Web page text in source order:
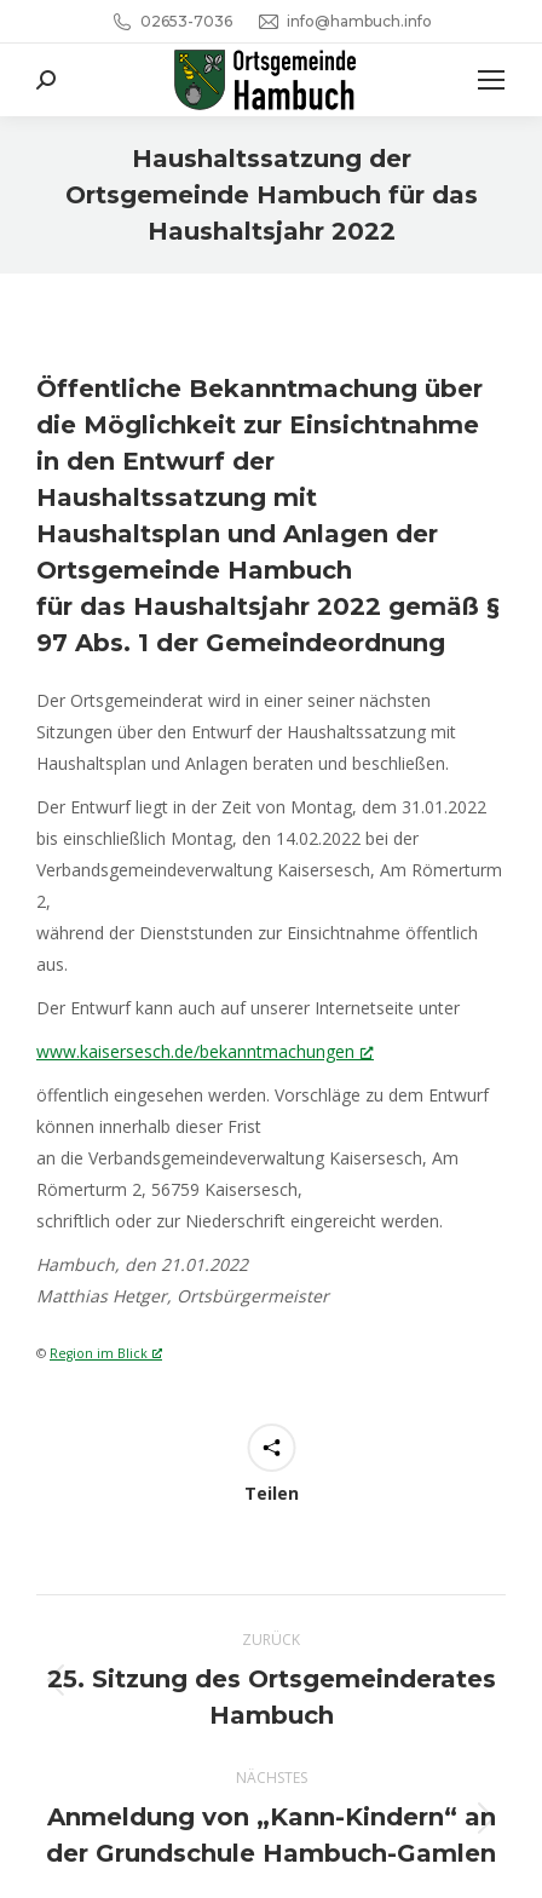
02653-7036 info@hambuch.info
Search:
Haushaltssatzung der
Ortsgemeinde Hambuch für das
Haushaltsjahr 2022
Öffentliche Bekanntmachung über
die Möglichkeit zur Einsichtnahme
in den Entwurf der
Haushaltssatzung mit
Haushaltsplan und Anlagen der
Ortsgemeinde Hambuch
für das Haushaltsjahr 2022 gemäß §
97 Abs. 1 der Gemeindeordnung
Der Ortsgemeinderat wird in einer seiner nächsten
Sitzungen über den Entwurf der Haushaltssatzung mit
Haushaltsplan und Anlagen beraten und beschließen.
Der Entwurf liegt in der Zeit von Montag, dem 31.01.2022
bis einschließlich Montag, den 14.02.2022 bei der
Verbandsgemeindeverwaltung Kaisersesch, Am Römerturm
2,
während der Dienststunden zur Einsichtnahme öffentlich
aus.
Der Entwurf kann auch auf unserer Internetseite unter
www.kaisersesch.de/bekanntmachungen
öffentlich eingesehen werden. Vorschläge zu dem Entwurf
können innerhalb dieser Frist
an die Verbandsgemeindeverwaltung Kaisersesch, Am
Römerturm 2, 56759 Kaisersesch,
schriftlich oder zur Niederschrift eingereicht werden.
Hambuch, den 21.01.2022
Matthias Hetger, Ortsbürgermeister
© Region im Blick
Teilen
Kommentarnavigation
ZURÜCK
Vorheriger
Beitrag:
25. Sitzung des Ortsgemeinderates
Hambuch
NÄCHSTES
Nächster
Beitrag:
Anmeldung von „Kann-Kindern“ an
der Grundschule Hambuch-Gamlen